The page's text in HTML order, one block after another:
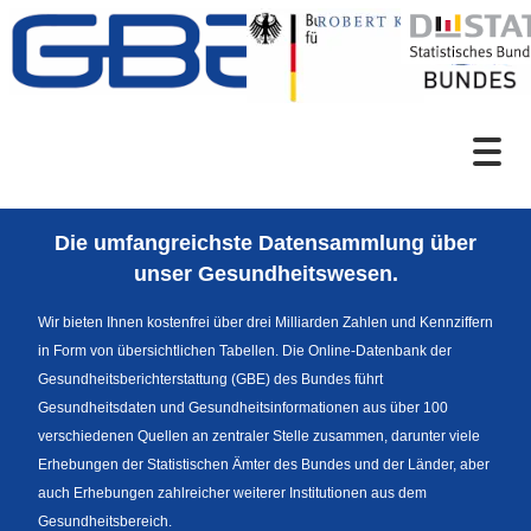
Zum Inhalt
Sprachumschaltung
Die umfangreichste Datensammlung über
unser Gesundheitswesen.
Wir bieten Ihnen kostenfrei über drei Milliarden Zahlen und Kennziffern
in Form von übersichtlichen Tabellen. Die Online-Datenbank der
Gesundheitsberichterstattung (GBE) des Bundes führt
Gesundheitsdaten und Gesundheitsinformationen aus über 100
verschiedenen Quellen an zentraler Stelle zusammen, darunter viele
Erhebungen der Statistischen Ämter des Bundes und der Länder, aber
auch Erhebungen zahlreicher weiterer Institutionen aus dem
Gesundheitsbereich.